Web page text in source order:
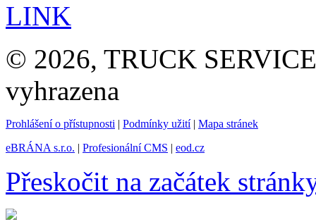
LINK
© 2026, TRUCK
vyhrazena
Prohlášení o přístupnosti | Podmínky užití| Mapa stránek
eBRÁNA s.r.o. | Profesionální CMS | eod.cz
Přeskočit na začátek